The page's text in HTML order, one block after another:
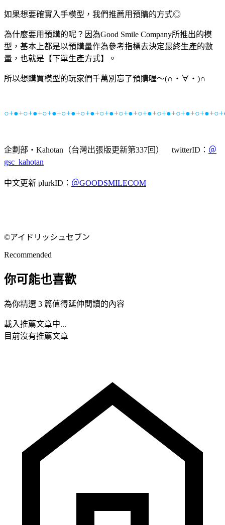
如果想要確實入手模型，我們推薦用預購的方式◎
為什麼要用預購的呢？因為Good Smile Company所推出的模
型，基本上都是以預購量作為參考指標去決定最終生產的數
量，也就是【下單生產方式】。
所以想購買模型的玩家們千萬別忘了預購喔～(∩・∀・)∩
企劃部・Kahotan（台灣出張版更新第337回） twitterID： ＠
gsc_kahotan
中文更新 plurkID： ＠GOODSMILECOM
©アイドリッシュセブン
Recommended
你可能也喜歡
為你精選 3 篇值得延伸閱讀的內容
載入推薦文章中...
目前沒有推薦文章